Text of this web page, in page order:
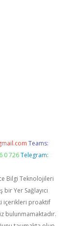
Teams:
0 726 Telegram:
Bilgi Teknolojileri
Yer Sağlayıcı
içerikleri proaktif
bulunmamaktadır.